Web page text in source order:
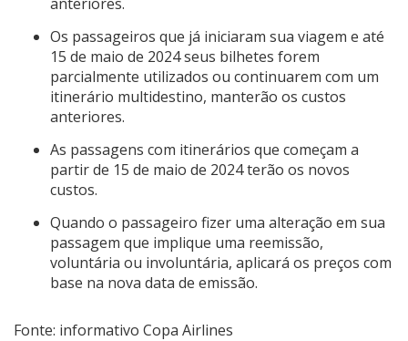
Os passageiros que já iniciaram sua viagem e até
15 de maio de 2024 seus bilhetes forem
parcialmente utilizados ou continuarem com um
itinerário multidestino, manterão os custos
anteriores.
As passagens com itinerários que começam a
partir de 15 de maio de 2024 terão os novos
custos.
Quando o passageiro fizer uma alteração em sua
passagem que implique uma reemissão,
voluntária ou involuntária, aplicará os preços com
base na nova data de emissão.
Fonte: informativo Copa Airlines